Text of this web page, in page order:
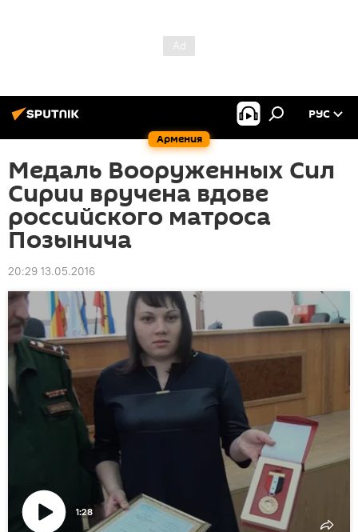
Армения
РУС
Медаль Вооруженных Сил
Сирии вручена вдове
российского матроса
Позынича
20:29 13.05.2016
1:28